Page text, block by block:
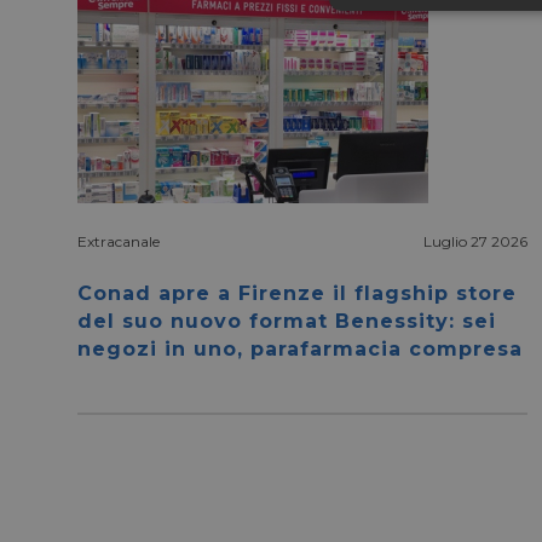
Extracanale Luglio 27 2026
Conad apre a Firenze il flagship store
del suo nuovo format Benessity: sei
negozi in uno, parafarmacia compresa
e l'accesso alle
NOME